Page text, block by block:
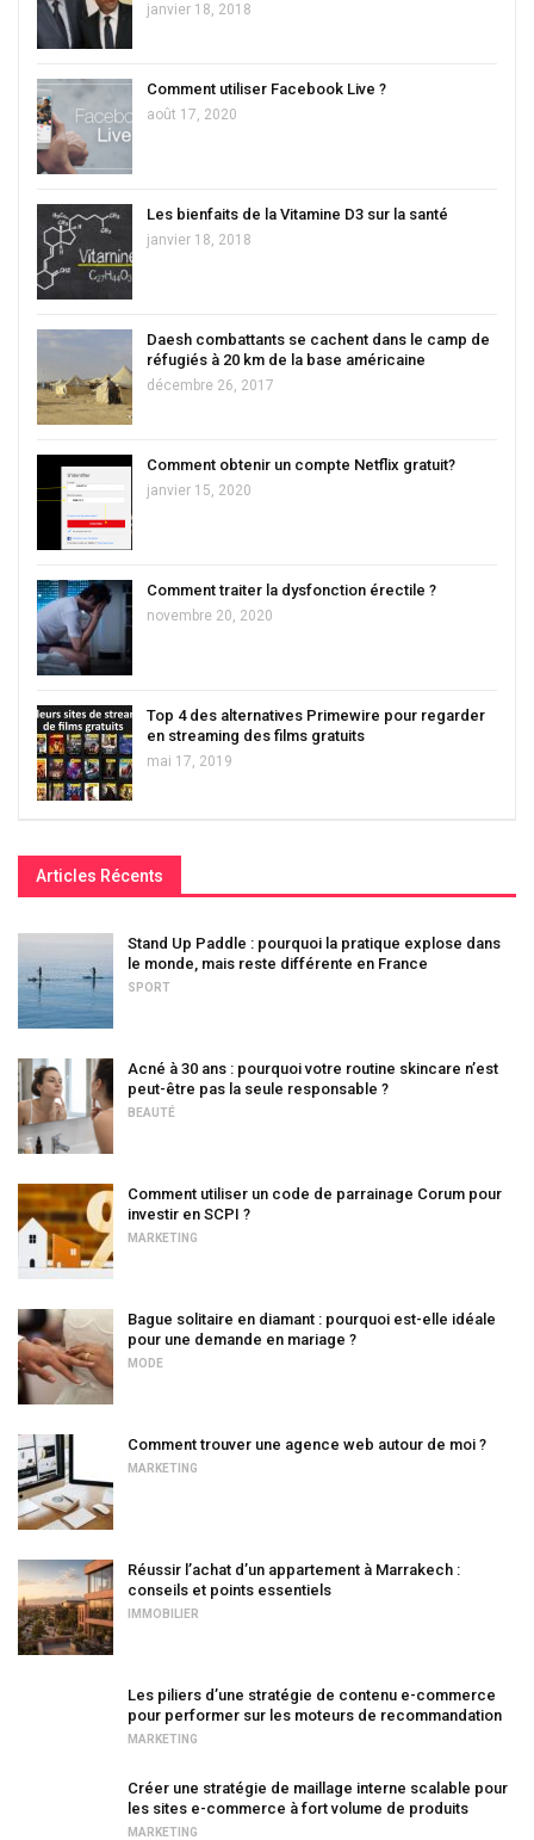
janvier 18, 2018
Comment utiliser Facebook Live ?
août 17, 2020
Les bienfaits de la Vitamine D3 sur la santé
janvier 18, 2018
Daesh combattants se cachent dans le camp de
réfugiés à 20 km de la base américaine
décembre 26, 2017
Comment obtenir un compte Netflix gratuit?
janvier 15, 2020
Comment traiter la dysfonction érectile ?
novembre 20, 2020
Top 4 des alternatives Primewire pour regarder
en streaming des films gratuits
mai 17, 2019
Articles Récents
Stand Up Paddle : pourquoi la pratique explose dans
le monde, mais reste différente en France
SPORT
Acné à 30 ans : pourquoi votre routine skincare n’est
peut-être pas la seule responsable ?
BEAUTÉ
Comment utiliser un code de parrainage Corum pour
investir en SCPI ?
MARKETING
Bague solitaire en diamant : pourquoi est-elle idéale
pour une demande en mariage ?
MODE
Comment trouver une agence web autour de moi ?
MARKETING
Réussir l’achat d’un appartement à Marrakech :
conseils et points essentiels
IMMOBILIER
Les piliers d’une stratégie de contenu e-commerce
pour performer sur les moteurs de recommandation
MARKETING
Créer une stratégie de maillage interne scalable pour
les sites e-commerce à fort volume de produits
MARKETING